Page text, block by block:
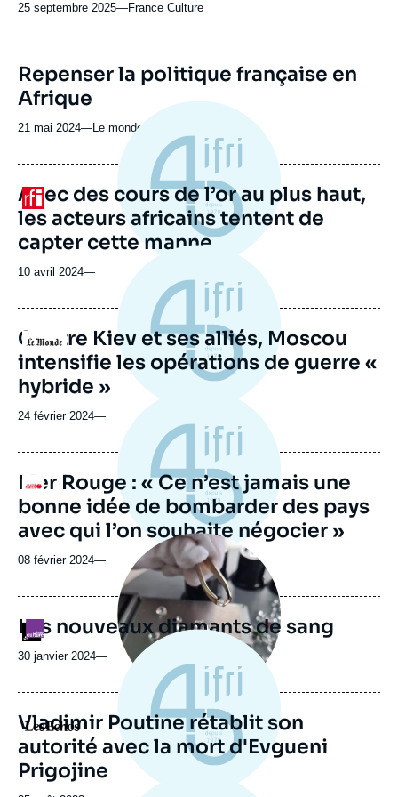
25 septembre 2025—Nom
journal,
ou
France Culture
URL
de
Spotify
Repenser la politique française en
Afrique
21 mai 2024—Nom
journal,
ou
émission
Le monde selon l'Ifri
Logo
Avec des cours de l’or au plus haut,
les acteurs africains tentent de
capter cette manne
10 avril 2024—
Logo
Contre Kiev et ses alliés, Moscou
intensifie les opérations de guerre «
hybride »
24 février 2024—
Logo
Mer Rouge : « Ce n’est jamais une
bonne idée de bombarder des pays
avec qui l’on souhaite négocier »
08 février 2024—
Logo
Image
principale
médiatique
Les nouveaux diamants de sang
30 janvier 2024—
Logo
Vladimir Poutine rétablit son
autorité avec la mort d'Evgueni
Prigojine